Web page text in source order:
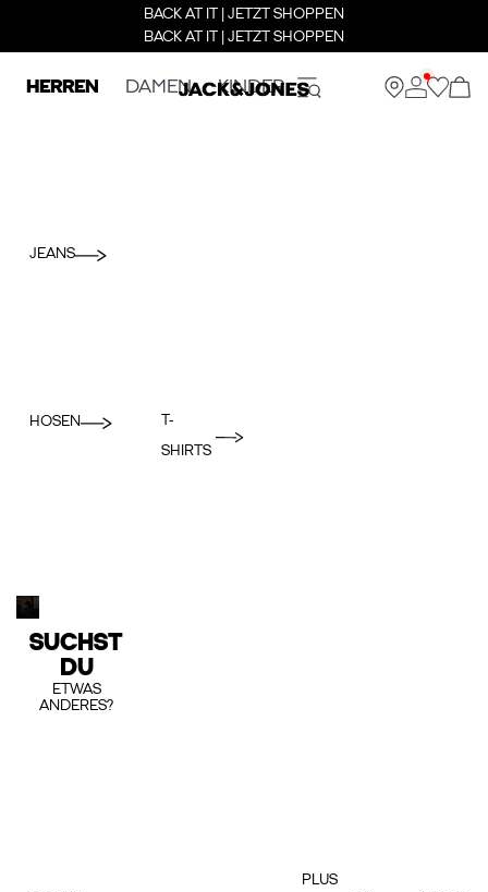
BACK AT IT | JETZT SHOPPEN
BACK AT IT | JETZT SHOPPEN
HERREN DAMEN KINDER
JEANS
HOSEN
T-
SHIRTS
SUCHST
DU
ETWAS
ANDERES?
PLUS